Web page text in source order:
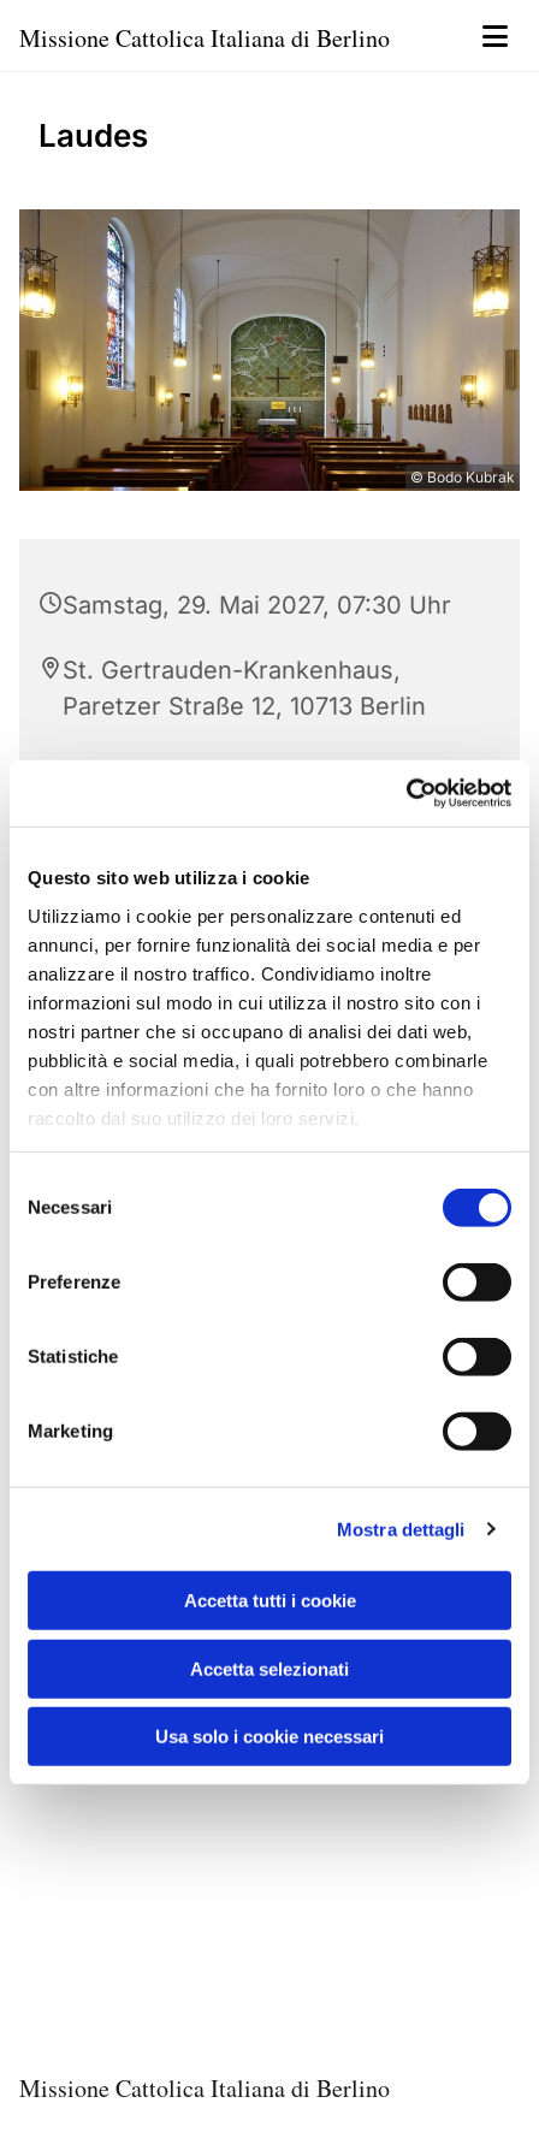
Questo sito web utilizza i cookie
Utilizziamo i cookie per personalizzare contenuti ed
annunci, per fornire funzionalità dei social media e per
analizzare il nostro traffico. Condividiamo inoltre
informazioni sul modo in cui utilizza il nostro sito con i
nostri partner che si occupano di analisi dei dati web,
pubblicità e social media, i quali potrebbero combinarle
con altre informazioni che ha fornito loro o che hanno
raccolto dal suo utilizzo dei loro servizi.
delNecessari
Preferenze
Statistiche
Marketing
Mostra dettagli
Accetta tutti i cookie
Accetta selezionati
Usa solo i cookie necessari
Missione Cattolica Italiana di Berlino
Laudes
© Bodo Kubrak
Samstag, 29. Mai 2027, 07:30 Uhr
St. Gertrauden-Krankenhaus,
Paretzer Straße 12, 10713 Berlin
Missione Cattolica Italiana di Berlino